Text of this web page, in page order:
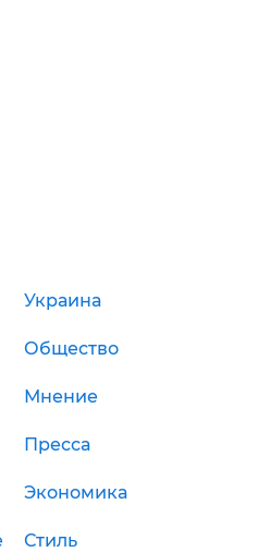
Украина
Общество
Мнение
Пресса
Экономика
Стиль